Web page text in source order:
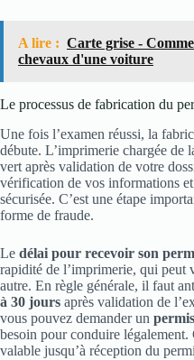
A lire : Carte grise -
chevaux d'une voiture
Le processus de fabrication du
Une fois l’examen réussi, la
débute. L’imprimerie chargée de
vert après validation de votre
vérification de vos informations
sécurisée. C’est une étape
forme de fraude.
Le délai pour recevoir son
rapidité de l’imprimerie, qui peut
autre. En règle générale, il faut
à 30 jours après validation de
vous pouvez demander un
besoin pour conduire légalement.
valable jusqu’à réception du